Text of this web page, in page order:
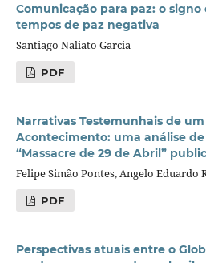
Comunicação para paz: o
tempos de paz negativa
Santiago Naliato Garcia
PDF
Narrativas Testemunhais de
Acontecimento: uma análise de
“Massacre de 29 de Abril”
Felipe Simão Pontes, Angelo Eduardo
PDF
Perspectivas atuais entre o